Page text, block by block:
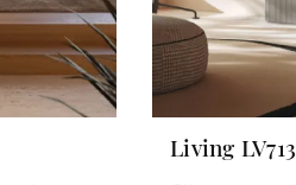
Living LV713